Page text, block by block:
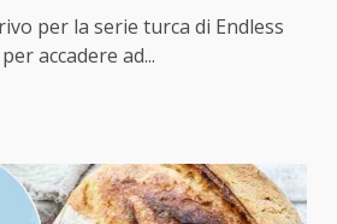
per la serie turca di Endless
accadere ad...